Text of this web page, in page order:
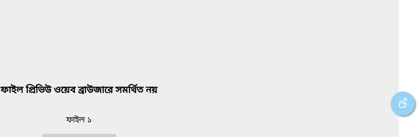
ফাইল প্রিভিউ ওয়েব ব্রাউজারে সমর্থিত নয়
ফাইল ১